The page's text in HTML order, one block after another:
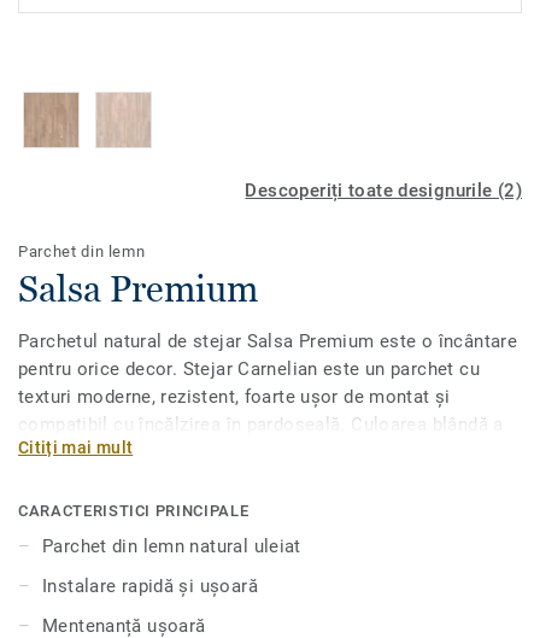
Descoperiți toate designurile (2)
Parchet din lemn
Salsa Premium
Parchetul natural de stejar Salsa Premium este o încântare
pentru orice decor. Stejar Carnelian este un parchet cu
texturi moderne, rezistent, foarte ușor de montat și
compatibil cu încălzirea în pardoseală. Culoarea blândă a
pardoselii este ușor de asortat și va înfrumuseța orice
acestui model au o grosime de 14 mm. Orice nuanță ați
alege, acest parchet natural va completa decorul camerei
Citiți mai mult
CARACTERISTICI PRINCIPALE
Parchet din lemn natural uleiat
Instalare rapidă și ușoară
Mentenanță ușoară